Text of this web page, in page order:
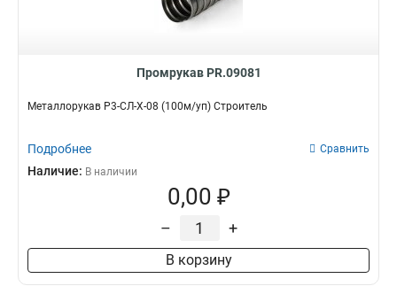
Промрукав PR.09081
Металлорукав Р3-СЛ-Х-08 (100м/уп) Строитель
Подробнее Сравнить
Наличие: В наличии
0,00 ₽
– +
В корзину